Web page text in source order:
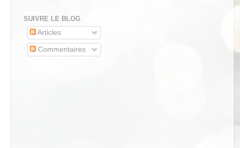
SUIVRE LE BLOG
Articles
Commentaires